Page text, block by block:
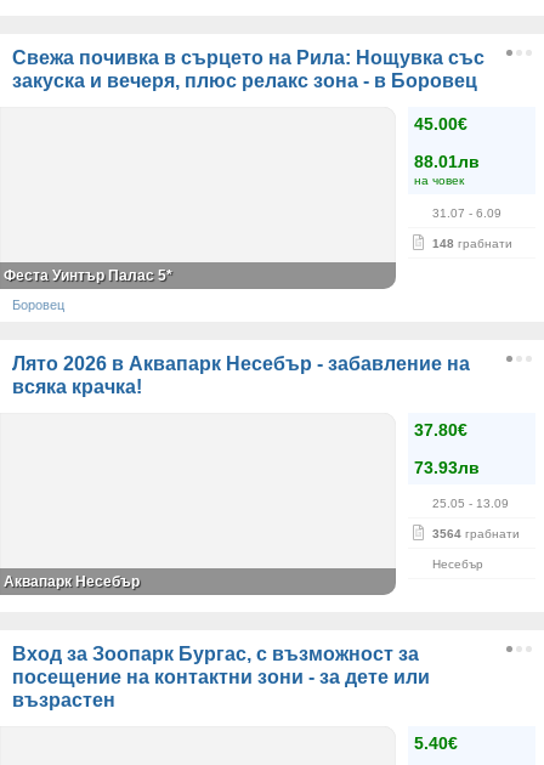
Свежа почивка в сърцето на Рила: Нощувка със
закуска и вечеря, плюс релакс зона - в Боровец
45.00€
88.01лв
на човек
31.07 - 6.09
148 грабнати
Феста Уинтър Палас 5*
Боровец
Лято 2026 в Аквапарк Несебър - забавление на
всяка крачка!
37.80€
73.93лв
25.05 - 13.09
3564 грабнати
Несебър
Аквапарк Несебър
Вход за Зоопарк Бургас, с възможност за
посещение на контактни зони - за дете или
възрастен
5.40€